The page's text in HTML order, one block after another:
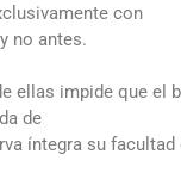
con
no antes.
ellas impide que el
de
íntegra su